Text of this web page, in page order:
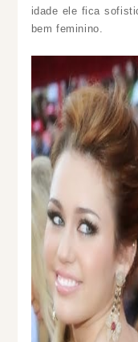
idade ele fica
bem feminino.